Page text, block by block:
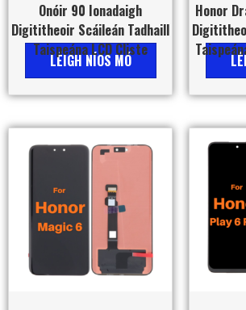
Onóir 90 Ionadaigh
Digititheoir Scáileán Tadhaill
Taispeána LCD Cliste
LÉIGH NÍOS MÓ
Honor